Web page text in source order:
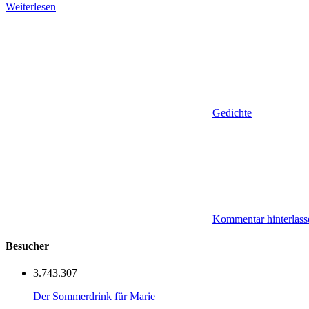
Weiterlesen
Gedichte
Kommentar
Besucher
3.743.307
Der Sommerdrink für Marie